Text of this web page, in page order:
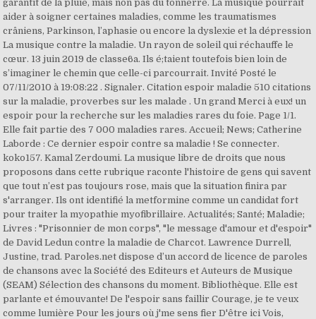
garantit de la pluie, mais non pas du tonnerre. La musique pourrait
aider à soigner certaines maladies, comme les traumatismes
crâniens, Parkinson, l’aphasie ou encore la dyslexie et la dépression
La musique contre la maladie. Un rayon de soleil qui réchauffe le
cœur. 13 juin 2019 de classe6a. Ils é;taient toutefois bien loin de
s’imaginer le chemin que celle-ci parcourrait. Invité Posté le
07/11/2010 à 19:08:22 . Signaler. Citation espoir maladie 510 citations
sur la maladie, proverbes sur les malade . Un grand Merci à eux! un
espoir pour la recherche sur les maladies rares du foie. Page 1/1.
Elle fait partie des 7 000 maladies rares. Accueil; News; Catherine
Laborde : Ce dernier espoir contre sa maladie ! Se connecter.
koko157. Kamal Zerdoumi. La musique libre de droits que nous
proposons dans cette rubrique raconte l'histoire de gens qui savent
que tout n’est pas toujours rose, mais que la situation finira par
s'arranger. Ils ont identifié la metformine comme un candidat fort
pour traiter la myopathie myofibrillaire. Actualités; Santé; Maladie;
Livres : "Prisonnier de mon corps", "le message d'amour et d'espoir"
de David Ledun contre la maladie de Charcot. Lawrence Durrell,
Justine, trad. Paroles.net dispose d’un accord de licence de paroles
de chansons avec la Société des Editeurs et Auteurs de Musique
(SEAM) Sélection des chansons du moment. Bibliothèque. Elle est
parlante et émouvante! De l'espoir sans faillir Courage, je te veux
comme lumière Pour les jours où j'me sens fier D'être ici Vois,